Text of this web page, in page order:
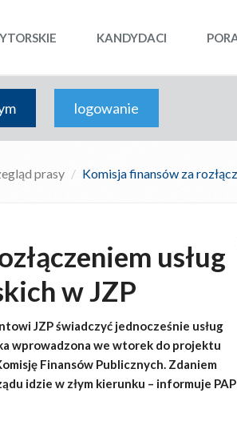
KANDYDACI
logowanie
prasy Komisja finansów za
usług
w JZP
JZP świadczyć jednocześnie usług
wprowadzona we wtorek do projektu
Finansów Publicznych. Zdaniem
idzie w złym kierunku – informuje PAP